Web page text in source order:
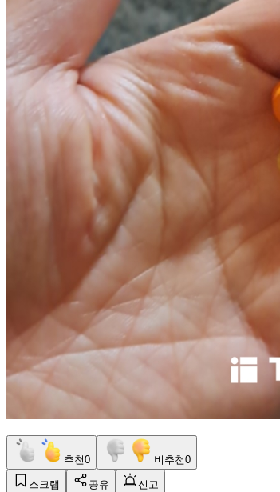
추천0 비추천0
스크랩 공유
신고